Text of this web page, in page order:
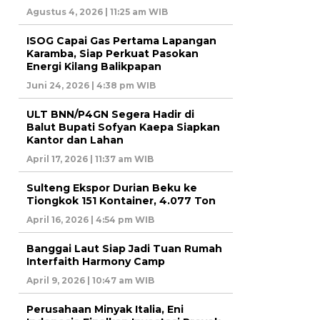
Agustus 4, 2026 | 11:25 am WIB
ISOG Capai Gas Pertama Lapangan
Karamba, Siap Perkuat Pasokan
Energi Kilang Balikpapan
Juni 24, 2026 | 4:38 pm WIB
ULT BNN/P4GN Segera Hadir di
Balut Bupati Sofyan Kaepa Siapkan
Kantor dan Lahan
April 17, 2026 | 11:37 am WIB
Sulteng Ekspor Durian Beku ke
Tiongkok 151 Kontainer, 4.077 Ton
April 16, 2026 | 4:54 pm WIB
Banggai Laut Siap Jadi Tuan Rumah
Interfaith Harmony Camp
April 9, 2026 | 10:47 am WIB
Perusahaan Minyak Italia, Eni